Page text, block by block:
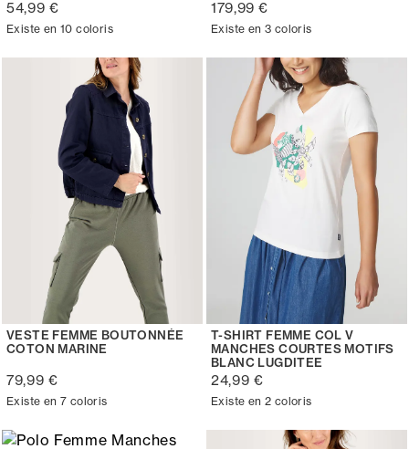
54,99 €
Existe en 10 coloris
179,99 €
Existe en 3 coloris
VESTE FEMME BOUTONNÉE
COTON MARINE
79,99 €
Existe en 7 coloris
T-SHIRT FEMME COL V
MANCHES COURTES MOTIFS
BLANC LUGDITEE
24,99 €
Existe en 2 coloris